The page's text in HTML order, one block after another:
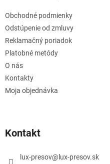
Obchodné podmienky
Odstúpenie od zmluvy
Reklamačný poriadok
Platobné metódy
O nás
Kontakty
Moja objednávka
Kontakt
lux-presov@ lux-presov.sk